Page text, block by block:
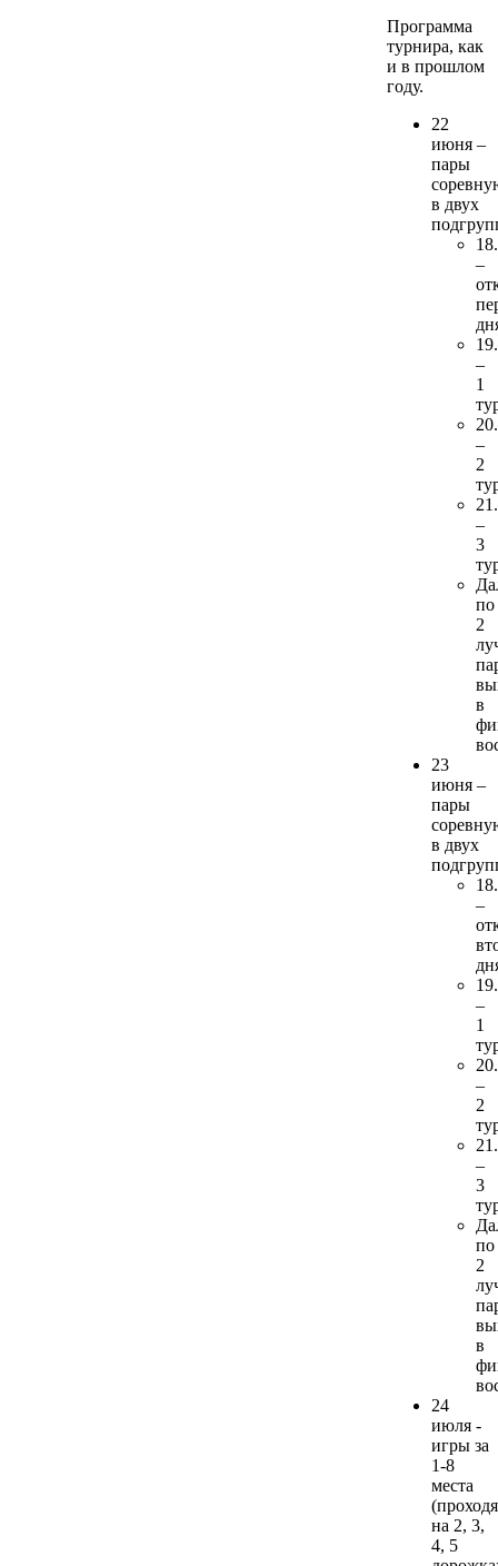
Программа
турнира, как
и в прошлом
году.
22
июня –
пары
в двух
–
–
1
–
2
–
3
по
2
в
23
июня –
пары
в двух
–
–
1
–
2
–
3
по
2
в
24
июля -
игры за
1-8
места
на 2, 3,
4, 5